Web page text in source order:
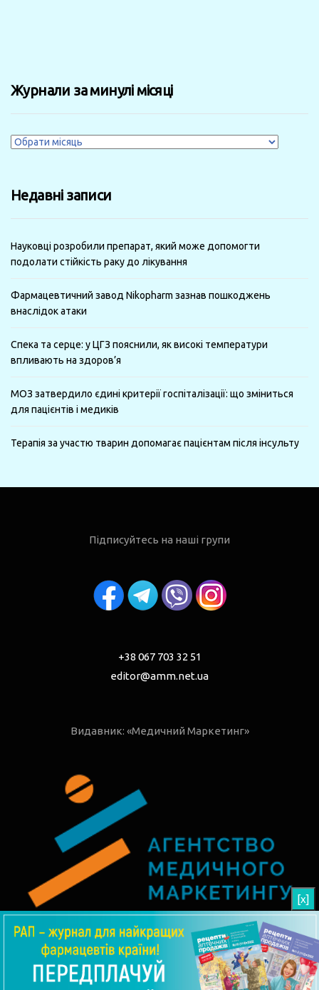
Журнали за минулі місяці
Журнали
місяці
Недавні записи
Науковці розробили препарат, який може допомогти
подолати стійкість раку до лікування
Фармацевтичний завод Nikopharm зазнав пошкоджень
внаслідок атаки
Спека та серце: у ЦГЗ пояснили, як високі температури
впливають на здоров’я
МОЗ затвердило єдині критерії госпіталізації: що зміниться
для пацієнтів і медиків
Терапія за участю тварин допомагає пацієнтам після інсульту
Підписуйтесь на наші групи
+38 067 703 32 51
editor@amm.net.ua
Видавник: «Медичний Маркетинг»
© 2026 РАП - Рецепти Аптечних Продажів
[x]